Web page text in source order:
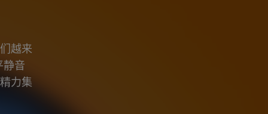
越来
静音
力集